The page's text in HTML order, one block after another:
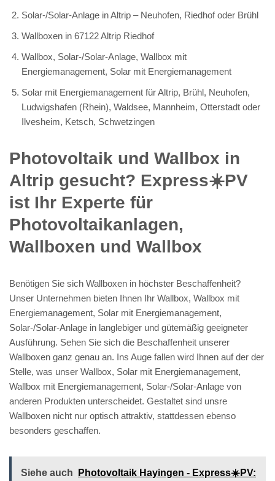
Solar-/Solar-Anlage in Altrip – Neuhofen, Riedhof oder Brühl
Wallboxen in 67122 Altrip Riedhof
Wallbox, Solar-/Solar-Anlage, Wallbox mit
Energiemanagement, Solar mit Energiemanagement
Solar mit Energiemanagement für Altrip, Brühl, Neuhofen,
Ludwigshafen (Rhein), Waldsee, Mannheim, Otterstadt oder
Ilvesheim, Ketsch, Schwetzingen
Photovoltaik und Wallbox in
Altrip gesucht? Express☀️PV️
ist Ihr Experte für
Photovoltaikanlagen,
Wallboxen und Wallbox
Benötigen Sie sich Wallboxen in höchster Beschaffenheit?
Unser Unternehmen bieten Ihnen Ihr Wallbox, Wallbox mit
Energiemanagement, Solar mit Energiemanagement,
Solar-/Solar-Anlage in langlebiger und gütemäßig geeigneter
Ausführung. Sehen Sie sich die Beschaffenheit unserer
Wallboxen ganz genau an. Ins Auge fallen wird Ihnen auf der der
Stelle, was unser Wallbox, Solar mit Energiemanagement,
Wallbox mit Energiemanagement, Solar-/Solar-Anlage von
anderen Produkten unterscheidet. Gestaltet sind unsre
Wallboxen nicht nur optisch attraktiv, stattdessen ebenso
besonders geschaffen.
Siehe auch
Photovoltaik Hayingen - Express☀️PV️: